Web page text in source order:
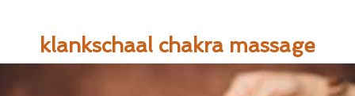
klankschaal chakra massage